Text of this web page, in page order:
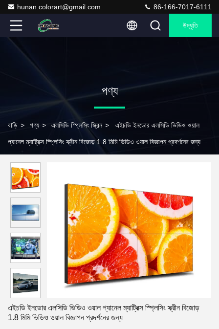
hunan.colorart@gmail.com 86-166-7017-6111
উদ্ধৃতি
পণ্য
বাড়ি > পণ্য > এলসিডি স্প্লিসিং স্ক্রিন > এইচডি ইনডোর এলসিডি ভিডিও ওয়াল
প্যানেল ম্যাট্রিক্স স্প্লিসিং স্ক্রীন বিজোড় 1.8 মিমি ভিডিও ওয়াল বিজ্ঞাপন প্রদর্শনের জন্য
এইচডি ইনডোর এলসিডি ভিডিও ওয়াল প্যানেল ম্যাট্রিক্স স্প্লিসিং স্ক্রীন বিজোড়
1.8 মিমি ভিডিও ওয়াল বিজ্ঞাপন প্রদর্শনের জন্য